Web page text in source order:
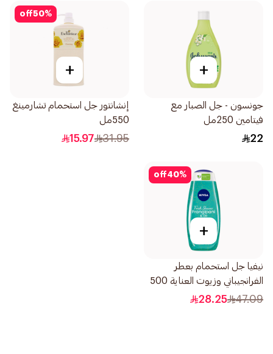
+
جونسون - جل الصبار مع
فيتامين 250مل
22
50%
off
+
إنشانتور جل استحمام تشارمينغ
550مل
31.95
15.97
40%
off
+
نيفيا جل استحمام بعطر
الفرانجيباني وزيوت العناية 500
مل
47.09
28.25